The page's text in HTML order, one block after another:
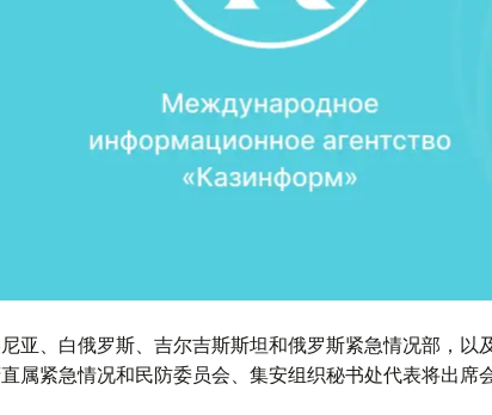
亚、白俄罗斯、吉尔吉斯斯坦和俄罗斯紧急情况部，以
属紧急情况和民防委员会、集安组织秘书处代表将出席会